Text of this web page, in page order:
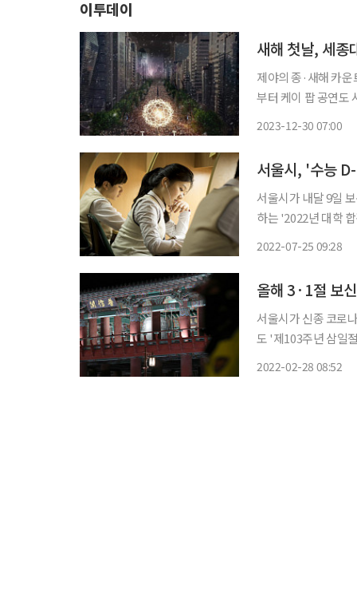
이투데이
새해 첫날, 세종
제야의 종·새해 카
부터 케이 팝 공연도 서울 보신각과 세종대로 일대에서 새해를 알리는 종이 울리고 난 뒤 태양
2023-12-30 07:00
서울시, '수능
서울시가 내달 9일
하는 '2022년 대학 합격기
2022-07-25 09:28
올해 3·1절 보
서울시가 신종 코로
도 '제103주년 삼일절 기념
2022-02-28 08:52